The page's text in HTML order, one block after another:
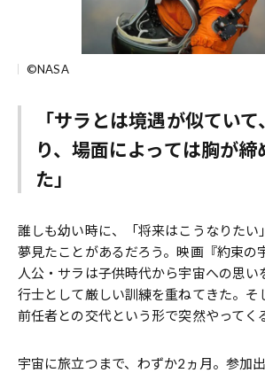
©NASA
「サラとは境遇が似てい
り、場面によっては胸が締
た」
誰しも幼い時に、「将来はこうなりたい
夢見たことがあるだろう。映画『約束の
人公・サラは子供時代から宇宙への思い
行士として厳しい訓練を重ねてきた。そ
前任者との交代という形で突然やってく
宇宙に旅立つまで、わずか2ヵ月。参加